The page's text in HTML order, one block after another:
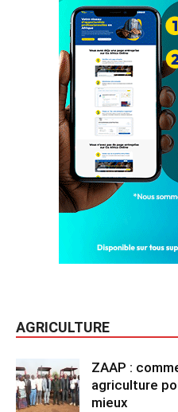
AGRICULTURE
ZAAP :
agriculture
mieux